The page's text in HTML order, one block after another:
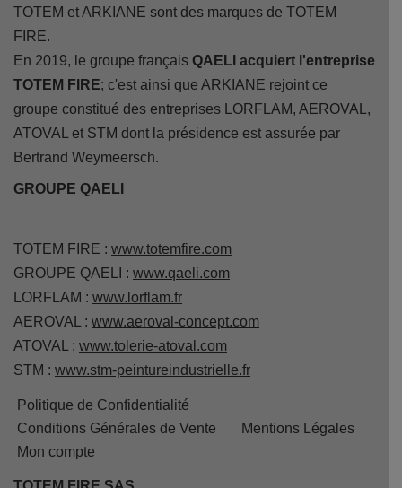
TOTEM et ARKIANE sont des marques de TOTEM
FIRE.
En 2019, le groupe français QAELI acquiert l'entreprise
TOTEM FIRE; c'est ainsi que ARKIANE rejoint ce
groupe constitué des entreprises LORFLAM, AEROVAL,
ATOVAL et STM dont la présidence est assurée par
Bertrand Weymeersch.
GROUPE QAELI
TOTEM FIRE : www.totemfire.com
GROUPE QAELI : www.qaeli.com
LORFLAM : www.lorflam.fr
AEROVAL : www.aeroval-concept.com
ATOVAL : www.tolerie-atoval.com
STM : www.stm-peintureindustrielle.fr
Politique de Confidentialité
Conditions Générales de Vente
Mentions Légales
Mon compte